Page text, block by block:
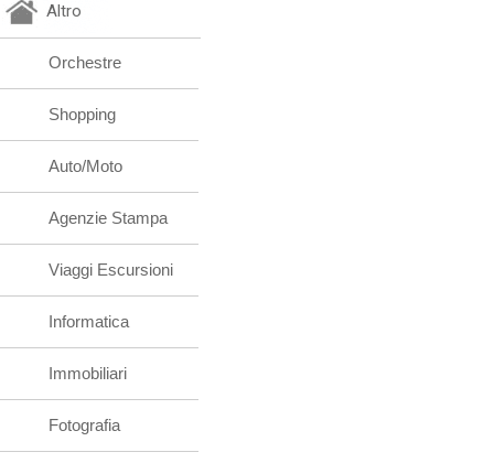
Altro
Orchestre
Shopping
Auto/Moto
Agenzie Stampa
Viaggi Escursioni
Informatica
Immobiliari
Fotografia